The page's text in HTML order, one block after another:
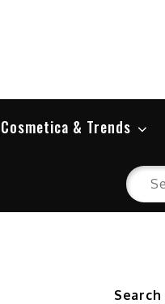
Cosmetica & Trends
Search
for:
Search